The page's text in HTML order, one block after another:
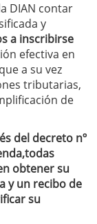
DIAN contar
y
a inscribirse
efectiva en
a su vez
tributarias,
de
del decreto nº
obtener su
y un recibo de
su